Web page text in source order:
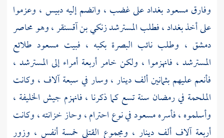
وفارقمسعودبغدادعلى غضب ، وانضم إليهدبيس ، وعزموا
على أخذبغداد، فطلبالمسترشدزنكي بن آقسنقر، وهو محاصر
دمشق ، وطلب نائب البصرةبكبه ، فبيت مسعود طلائع
المسترشد ، فانهزموا ، ولكن خامر أربعة أمراء إلى المسترشد ،
فأنعم عليهم بثمانين ألف دينار ، وسار في سبعة آلاف ، وكانت
الملحمة في رمضان سنة تسع كما ذكرنا ، فانهزم جيش الخليفة ،
وأسلموه ، فأسرهمسعودفي نوع احترام ، وحاز خزانته ، وكانت
أربعة آلاف ألف دينار ، ومجموع القتلى خمسة أنفس ، وزور